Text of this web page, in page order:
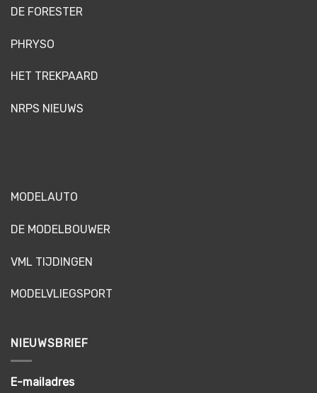
DE FORESTER
PHRYSO
HET TREKPAARD
NRPS NIEUWS
MODELAUTO
DE MODELBOUWER
VML TIJDINGEN
MODELVLIEGSPORT
NIEUWSBRIEF
E-mailadres